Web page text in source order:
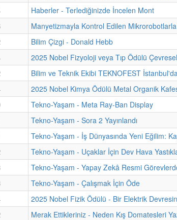
Haberler - Terlediğinizde İncelen Mont
Manyetizmayla Kontrol Edilen Mikrorobotlarla
Bilim Çizgi - Donald Hebb
2025 Nobel Fizyoloji veya Tıp Ödülü Çevresel
Bilim ve Teknik Ekibi TEKNOFEST
2025 Nobel Kimya Ödülü Metal Organik
Tekno-Yaşam - Meta Ray-Ban Display
Tekno-Yaşam - Sora 2 Yayınlandı
Tekno-Yaşam - İş Dünyasında Yeni Eğilim:
Tekno-Yaşam - Uçaklar İçin Dev Hava
Tekno-Yaşam - Yapay Zekâ Resmi
Tekno-Yaşam - Çalışmak İçin Öde
2025 Nobel Fizik Ödülü - Bir Elektrik
Merak Ettikleriniz - Neden Kış Domatesleri